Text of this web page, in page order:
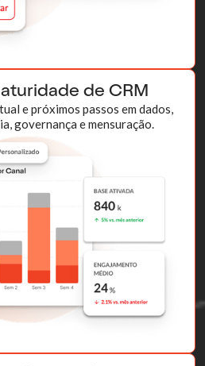
de CRM
e próximos passos em dados,
governança e mensuração.